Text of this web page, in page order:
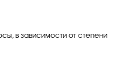
в зависимости от степени